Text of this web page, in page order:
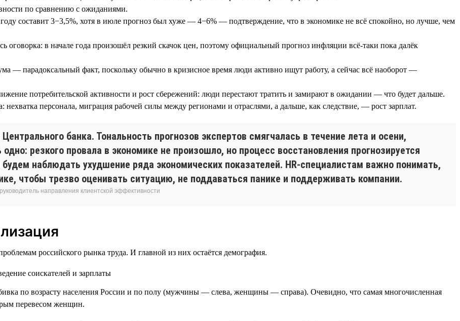
по сравнению с ожиданиями.
составит 3−3,5%, хотя в июле прогноз был хуже — 4−6% — подтверждение, что в экономике не всё спокойно, но лучше, чем
оговорка: в начале года произошёл резкий скачок цен, поэтому официальный прогноз инфляции всё-таки пока далёк
— парадоксальный факт, поскольку обычно в кризисное время люди активно ищут работу, а сейчас всё наоборот —
потребительской активности и рост сбережений: люди перестают тратить и замирают в ожидании — что будет дальше.
персонала, миграция рабочей силы между регионами и отраслями, а дальше, как следствие, — рост зарплат.
банка. Тональность прогнозов экспертов смягчалась в течение лета и осени,
резкого провала в экономике не произошло, но процесс восстановления прогнозируется
наблюдать ухудшение ряда экономических показателей. HR-специалистам важно понимать,
чтобы трезво оценивать ситуацию, не поддаваться панике и поддерживать компании.
направления клиентской эффективности
российского рынка труда. И главной из них остаётся демография.
по возрасту населения России и по полу (мужчины — слева, женщины — справа). Очевидно, что самая многочисленная
перевесом женщин.